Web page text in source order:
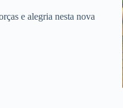
e alegria nesta nova